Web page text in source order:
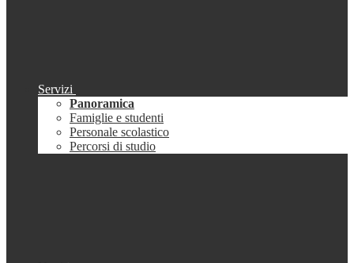
Servizi
Panoramica
Famiglie e studenti
Personale scolastico
Percorsi di studio